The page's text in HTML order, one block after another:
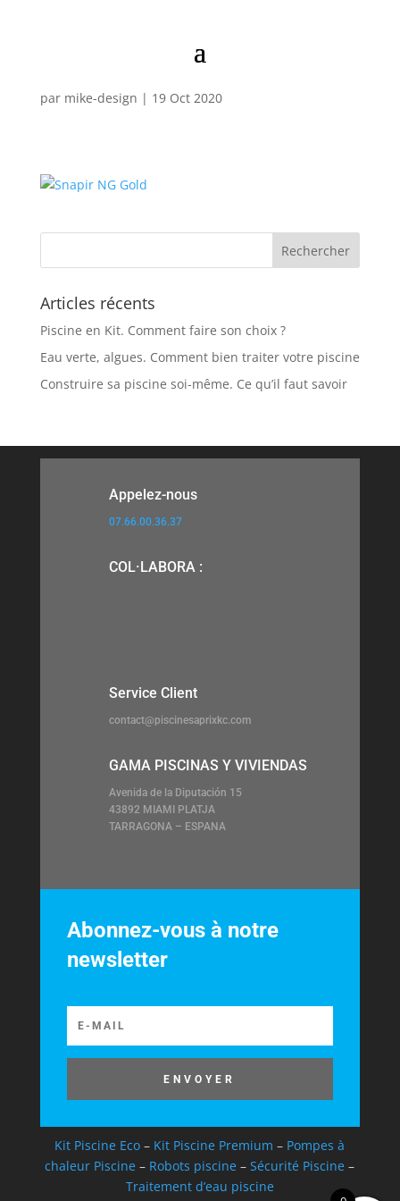
Snapir NG Gold
par mike-design | 19 Oct 2020
Articles récents
Piscine en Kit. Comment faire son choix ?
Eau verte, algues. Comment bien traiter votre piscine
Construire sa piscine soi-même. Ce qu’il faut savoir
Appelez-nous
07.66.00.36.37
COL·LABORA :
Service Client
contact@piscinesaprixkc.com
GAMA PISCINAS Y VIVIENDAS
Avenida de la Diputación 15
43892 MIAMI PLATJA
TARRAGONA – ESPANA
Abonnez-vous à notre
newsletter
ENVOYER
Kit Piscine Eco – Kit Piscine Premium – Pompes à
chaleur Piscine – Robots piscine –Sécurité Piscine –
Traitement d’eau piscine